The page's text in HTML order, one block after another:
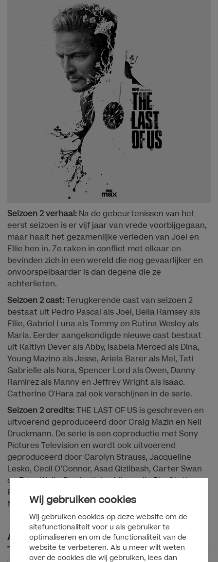
Wij gebruiken cookies
Wij gebruiken cookies op deze website om de
sitefunctionaliteit voor u als gebruiker te
optimaliseren en om de functionaliteit van de
website te verbeteren. Als u meer wilt weten
over de cookies die wij gebruiken, lees dan
Seizoen 2 verhaal: Na de gebeurtenissen van het
eerst seizoen is er vijf jaar van vrede voorbijgegaan,
maar haalt het gezamenlijke verleden van Joel en
Ellie hen in. Ze raken in conflict met elkaar en
bevinden zich in een wereld die nog gevaarlijker en
onvoorspelbaarder is dan degene die ze
achterlieten.
Seizoen 2 cast:Terugkerende cast van seizoen 2
bestaat uit Pedro Pascal als Joel, Bella Ramsey als
Ellie, Gabriel Luna als Tommy en Rutina Wesley als
Maria. Eerder aangekondigde nieuwe cast bestaat
uit Kaitlyn Dever als Abby, Isabela Merced als Dina,
Young Mazino als Jesse, Ariela Barer als Mel, Tati
Gabrielle als Nora, Spencer Lord als Owen, Danny
Ramirez als Manny en Jeffrey Wright als Isaac.
Catherine O'Hara zal ook verschijnen in de serie.
Seizoen 2 credits:THE LAST OF US is geschreven en
uitvoerend geproduceerd door Craig Mazin en Neil
Druckmann. De serie is een coproductie met Sony
Pictures Television en wordt ook uitvoerend
geproduceerd door Carolyn Strauss, Jacqueline
Lesko, Cecil O’Connor, Asad Qizilbash, Carter Swan
en Evan Wells. Productiebedrijven zijn PlayStation
Productions, Word Games, The Mighty Mint en
Naughty Dog.
Afbeeldingen